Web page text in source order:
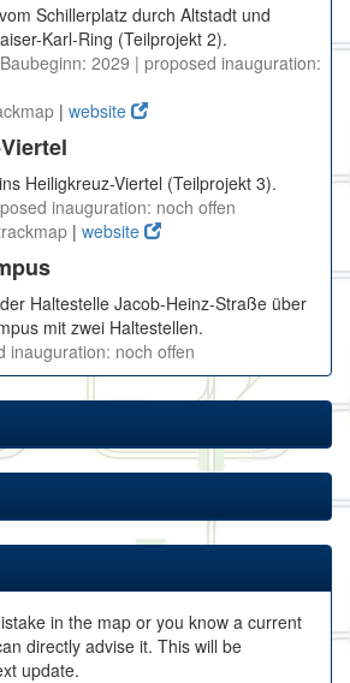
Schillerplatz durch Altstadt und
Karl-Ring (Teilprojekt 2).
Baubeginn: 2029 | proposed inauguration:
| website
Heiligkreuz-Viertel (Teilprojekt 3).
inauguration: noch offen
| website
Haltestelle Jacob-Heinz-Straße über
mit zwei Haltestellen.
inauguration: noch offen
in the map or you know a current
directly advise it. This will be
update.